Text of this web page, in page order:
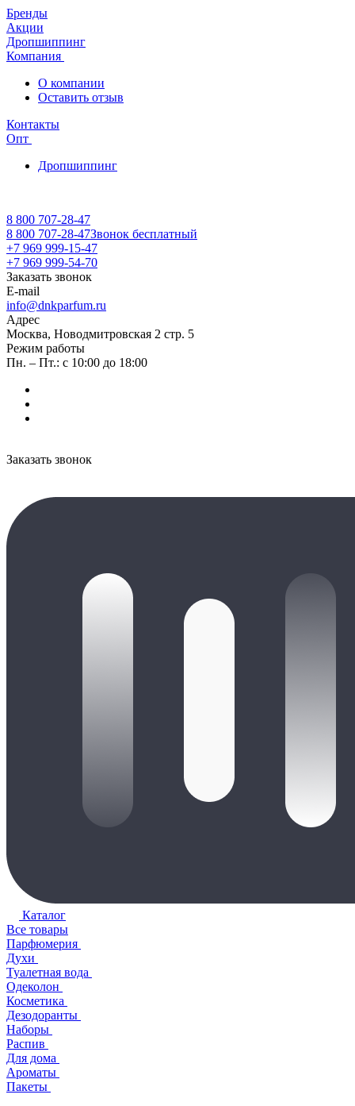
Бренды
Акции
Дропшиппинг
Компания
О компании
Оставить отзыв
Контакты
Опт
Дропшиппинг
8 800 707-28-47
8 800 707-28-47Звонок бесплатный
+7 969 999-15-47
+7 969 999-54-70
Заказать звонок
E-mail
info@dnkparfum.ru
Адрес
Москва, Новодмитровская 2 стр. 5
Режим работы
Пн. – Пт.: с 10:00 до 18:00
Заказать звонок
Каталог
Все товары
Парфюмерия
Духи
Туалетная вода
Одеколон
Косметика
Дезодоранты
Наборы
Распив
Для дома
Ароматы
Пакеты